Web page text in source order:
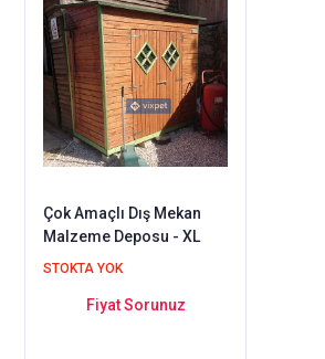
Çok Amaçlı Dış Mekan
Malzeme Deposu - XL
STOKTA YOK
Fiyat Sorunuz